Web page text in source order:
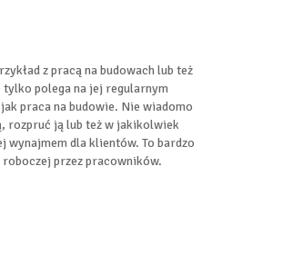
z pracą na budowach lub też
polega na jej regularnym
praca na budowie. Nie wiadomo
rozpruć ją lub też w jakikolwiek
dla klientów. To bardzo
przez pracowników.